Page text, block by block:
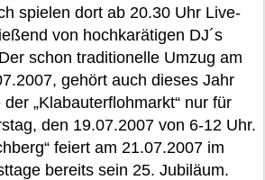
spielen dort ab 20.30 Uhr Live-
von hochkarätigen DJ´s
schon traditionelle Umzug am
gehört auch dieses Jahr
„Klabauterflohmarkt“ nur für
den 19.07.2007 von 6-12 Uhr.
feiert am 21.07.2007 im
bereits sein 25. Jubiläum.